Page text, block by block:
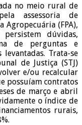
no meio rural de
assessoria de
Agropecuária (FPA),
dúvidas,
de perguntas e
Trata-se
de Justiça (STJ)
e/ou recalcular
possuíam contratos
de março e abril
o índice de
rurais,